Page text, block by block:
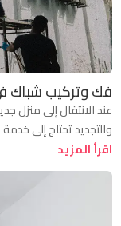
فك وتركيب شباك
عند الانتقال إلى منزل
والتجديد تحتاج إلى
اقرأ المزيد